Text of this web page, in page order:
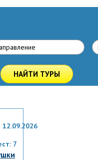
НАЙТИ ТУРЫ
12.09.2026
7